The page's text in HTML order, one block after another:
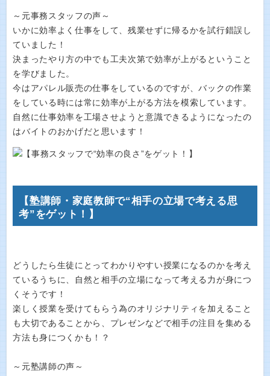
～元事務スタッフの声～
いかに効率よく仕事をして、残業せずに帰るかを試行錯誤し
ていました！
決まったやり方の中でも工夫次第で効率が上がるということ
を学びました。
今はアパレル販売の仕事をしているのですが、バックの作業
をしている時には常に効率が上がる方法を模索しています。
自然に仕事効率を工場させようと意識できるようになったの
はバイトのおかげだと思います！
【塾講師・家庭教師で“相手の立場で考える思
考”をゲット！】
どうしたら生徒にとってわかりやすい授業になるのかを考え
ているうちに、自然と相手の立場になって考える力が身につ
くそうです！
楽しく授業を受けてもらう為のオリジナリティを加えること
も大切であることから、プレゼンなどで相手の注目を集める
方法も身につくかも！？
～元塾講師の声～